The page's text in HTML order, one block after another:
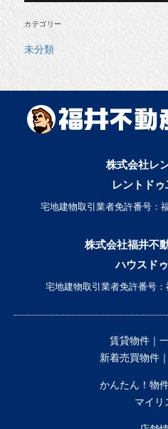
カテゴリー
未分類
株式会社レ
レントド
宅地建物取引業者免許番号：
株式会社福井不
ハウスド
宅地建物取引業者免許番号
賃貸物件｜
新着売買物件
かんたん！物
マイリ